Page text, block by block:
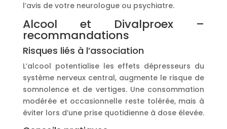
l’avis de votre neurologue ou psychiatre.
Alcool et Divalproex –
recommandations
Risques liés à l’association
L’alcool potentialise les effets dépresseurs du
système nerveux central, augmente le risque de
somnolence et de vertiges. Une consommation
modérée et occasionnelle reste tolérée, mais à
éviter lors d’une prise quotidienne à dose élevée.